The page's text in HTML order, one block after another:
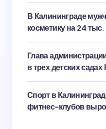
В Калининграде
косметику на 24
Глава
в трех детских
Спорт в
фитнес-клубов